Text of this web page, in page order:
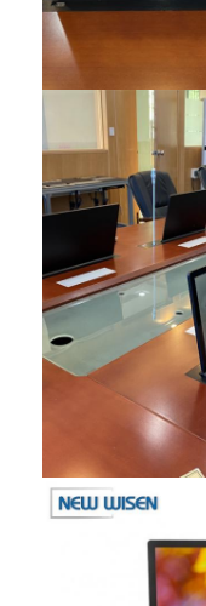
Socket
Sockets de prise
Boîte de
Socket de sortie
Socket coulissant
prise de courant
Socket de piste
Tape électrique
Sortie de